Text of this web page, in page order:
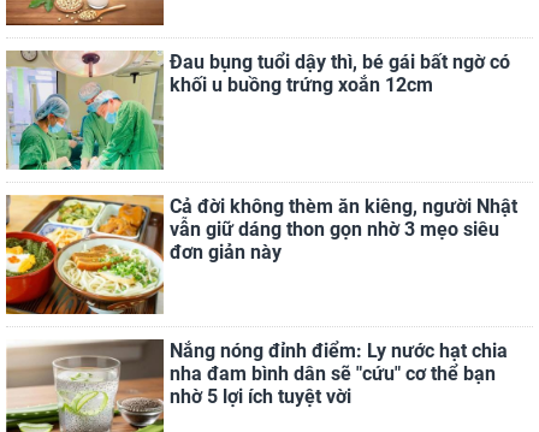
Đau bụng tuổi dậy thì, bé gái bất ngờ có
khối u buồng trứng xoắn 12cm
Cả đời không thèm ăn kiêng, người Nhật
vẫn giữ dáng thon gọn nhờ 3 mẹo siêu
đơn giản này
Nắng nóng đỉnh điểm: Ly nước hạt chia
nha đam bình dân sẽ "cứu" cơ thể bạn
nhờ 5 lợi ích tuyệt vời